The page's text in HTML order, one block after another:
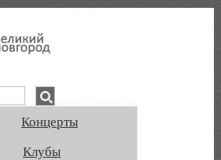
Концерты
Клубы